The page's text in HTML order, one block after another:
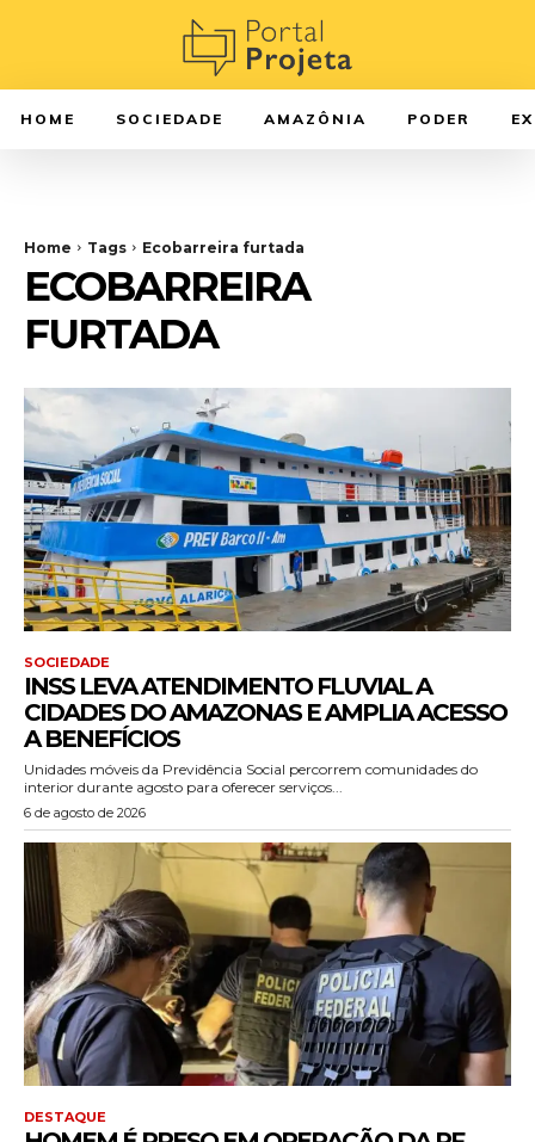
HOME SOCIEDADE AMAZÔNIA PODER
Home Tags Ecobarreira furtada
ECOBARREIRA
FURTADA
SOCIEDADE
INSS LEVA ATENDIMENTO FLUVIAL A
CIDADES DO AMAZONAS E AMPLIA ACESSO
A BENEFÍCIOS
Unidades móveis da Previdência Social percorrem comunidades do
interior durante agosto para oferecer serviços...
6 de agosto de 2026
DESTAQUE